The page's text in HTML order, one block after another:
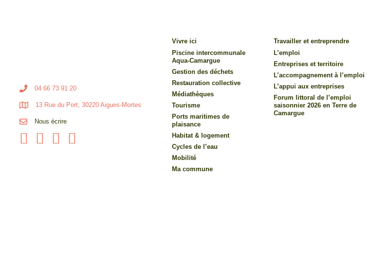
04 66 73 91 20
13 Rue du Port, 30220 Aigues-Mortes
Nous écrire
Vivre ici
Piscine intercommunale
Aqua-Camargue
Gestion des déchets
Restauration collective
Médiathèques
Tourisme
Ports maritimes de
plaisance
Habitat & logement
Cycles de l’eau
Mobilité
Ma commune
Travailler et entreprendre
L’emploi
Entreprises et territoire
L’accompagnement à l’emploi
L’appui aux entreprises
Forum littoral de l’emploi
saisonnier 2026 en Terre de
Camargue